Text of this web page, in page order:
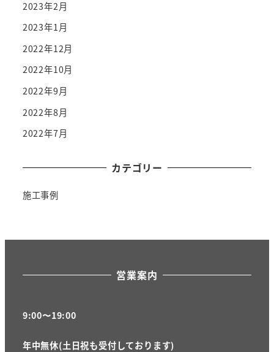
2023年2月
2023年1月
2022年12月
2022年10月
2022年9月
2022年8月
2022年7月
カテゴリー
施工事例
営業案内
9:00〜19:00
年中無休(土日祝も受付しております)